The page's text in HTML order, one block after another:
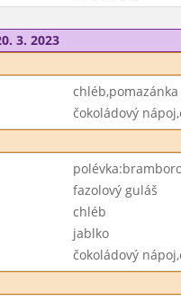
3. 2023
čokoládový
fazolový guláš
chléb
jablko
čokoládový